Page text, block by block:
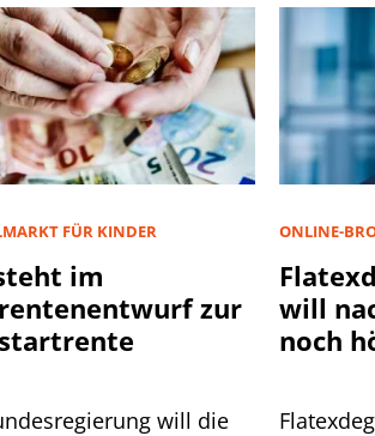
FÜR KINDER
im
zur
will die
ONLINE-
will
noch